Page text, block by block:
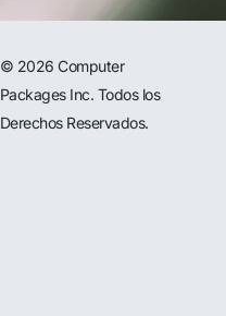
© 2026 Computer
Packages Inc. Todos los
Derechos Reservados.